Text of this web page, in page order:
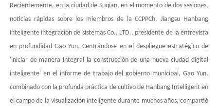
Recientemente, en la ciudad de Suqian, en el momento de dos sesiones,
noticias rápidas sobre los miembros de la CCPPCh, Jiangsu Hanbang
inteligente integración de sistemas Co., LTD., presidente de la entrevista
en profundidad Gao Yun. Centrándose en el despliegue estratégico de
'iniciar de manera integral la construcción de una nueva ciudad digital
inteligente' en el informe de trabajo del gobierno municipal, Gao Yun,
combinado con la profunda práctica de cultivo de Hanbang Intelligent en
el campo de la visualización inteligente durante muchos años, compartió